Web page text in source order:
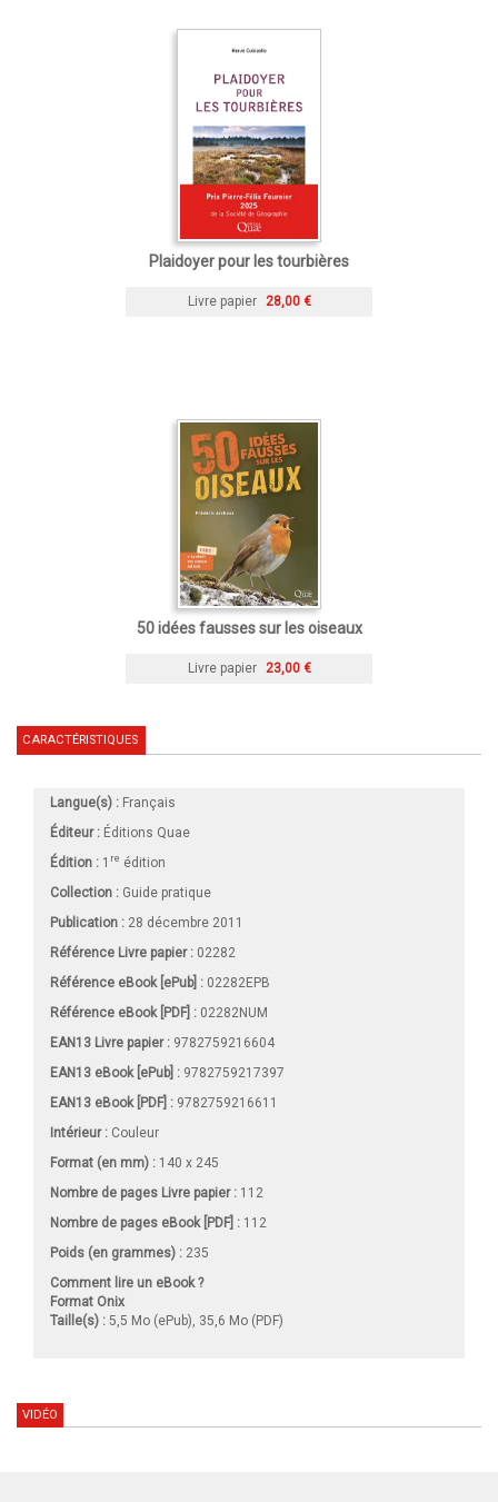
Plaidoyer pour les tourbières
Livre papier 28,00 €
50 idées fausses sur les oiseaux
Livre papier 23,00 €
CARACTÉRISTIQUES
Langue(s) : Français
Éditeur : Éditions Quae
Édition : 1 re édition
Collection : Guide pratique
Publication : 28 décembre 2011
Référence Livre papier : 02282
Référence eBook [ePub] : 02282EPB
Référence eBook [PDF] : 02282NUM
EAN13 Livre papier : 9782759216604
EAN13 eBook [ePub] : 9782759217397
EAN13 eBook [PDF] : 9782759216611
Intérieur : Couleur
Format (en mm) : 140 x 245
Nombre de pages Livre papier: 112
Nombre de pages eBook [PDF] : 112
Poids (en grammes) : 235
Comment lire un eBook ?
Format Onix
Taille(s) : 5,5 Mo (ePub), 35,6 Mo (PDF)
VIDÉO